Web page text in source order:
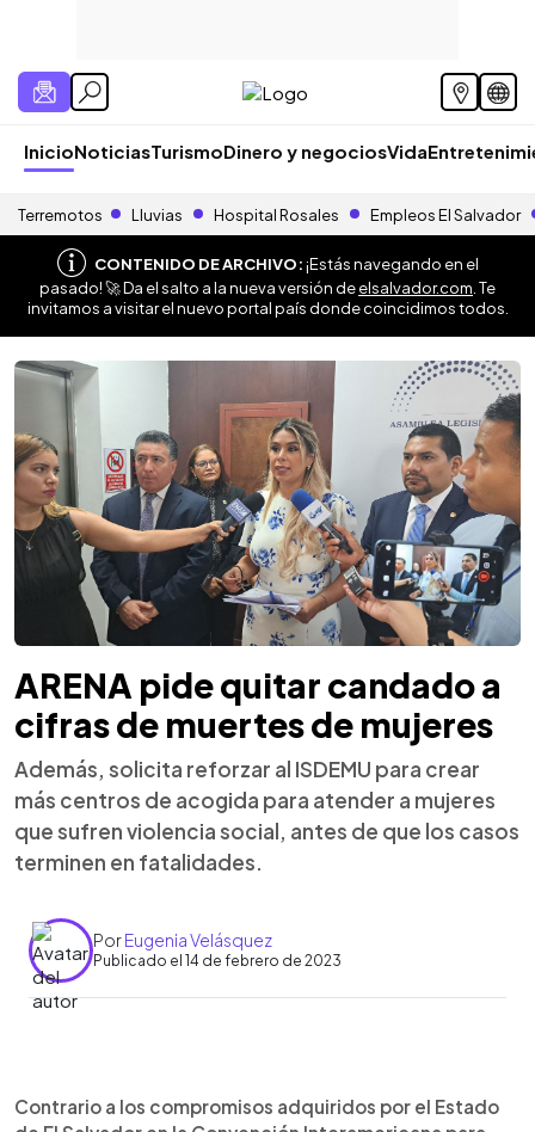
InicioNoticiasTurismoDinero y negociosVida
Terremotos Lluvias Hospital Rosales Empleos El Salvador
CONTENIDO DE ARCHIVO:¡Estás navegando en el
pasado! 🚀 Da el salto a la nueva versión deelsalvador.com . Te
invitamos a visitar el nuevo portal país donde coincidimos todos.
ARENA pide quitar candado a
cifras de muertes de mujeres
Además, solicita reforzar al ISDEMU para crear
más centros de acogida para atender a mujeres
que sufren violencia social, antes de que los casos
terminen en fatalidades.
PorEugenia Velásquez
Publicado el 14 de febrero de 2023
► Escuchar artículo
Contrario a los compromisos adquiridos por el Estado